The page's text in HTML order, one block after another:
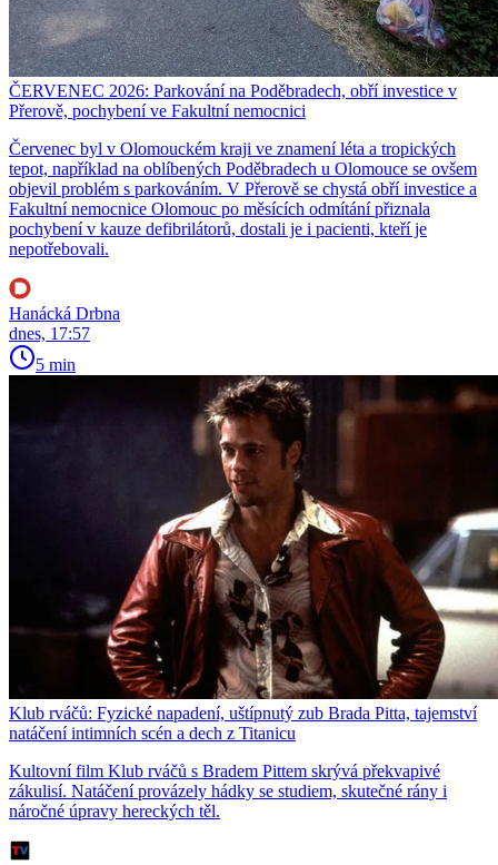
ČERVENEC 2026: Parkování na Poděbradech, obří investice v
Přerově, pochybení ve Fakultní nemocnici
Červenec byl v Olomouckém kraji ve znamení léta a tropických
tepot, například na oblíbených Poděbradech u Olomouce se ovšem
objevil problém s parkováním. V Přerově se chystá obří investice a
Fakultní nemocnice Olomouc po měsících odmítání přiznala
pochybení v kauze defibrilátorů, dostali je i pacienti, kteří je
nepotřebovali.
Hanácká Drbna
dnes, 17:57
5 min
Klub rváčů: Fyzické napadení, uštípnutý zub Brada Pitta, tajemství
natáčení intimních scén a dech z Titanicu
Kultovní film Klub rváčů s Bradem Pittem skrývá překvapivé
zákulisí. Natáčení provázely hádky se studiem, skutečné rány i
náročné úpravy hereckých těl.